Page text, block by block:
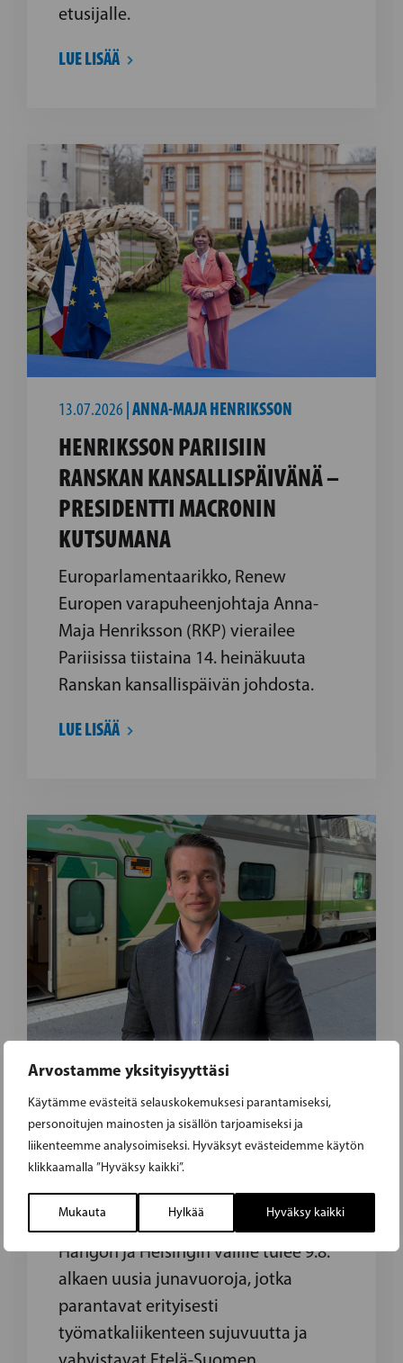
Arvostamme yksityisyyttäsi
Käytämme evästeitä selauskokemuksesi parantamiseksi,
personoitujen mainosten ja sisällön tarjoamiseksi ja
liikenteemme analysoimiseksi. Hyväksyt evästeidemme käytön
klikkaamalla ”Hyväksy kaikki”.
Mukauta Hylkää Hyväksy kaikki
etusijalle.
LUE LISÄÄ
13.07.2026 |ANNA-MAJA HENRIKSSON
HENRIKSSON PARIISIIN
RANSKAN KANSALLISPÄIVÄNÄ –
PRESIDENTTI MACRONIN
KUTSUMANA
Europarlamentaarikko, Renew
Europen varapuheenjohtaja Anna-
Maja Henriksson (RKP) vierailee
Pariisissa tiistaina 14. heinäkuuta
Ranskan kansallispäivän johdosta.
LUE LISÄÄ
| HENRIK WICKSTRÖM
WICKSTRÖM: UUDET
TYÖMATKALIIKENNEJUNAVUOROT
HANGON JA HELSINGIN VÄLILLÄ
TYÖVOITTO SEUDULLEMME
Hangon ja Helsingin välille tulee 9.8.
alkaen uusia junavuoroja, jotka
parantavat erityisesti
työmatkaliikenteen sujuvuutta ja